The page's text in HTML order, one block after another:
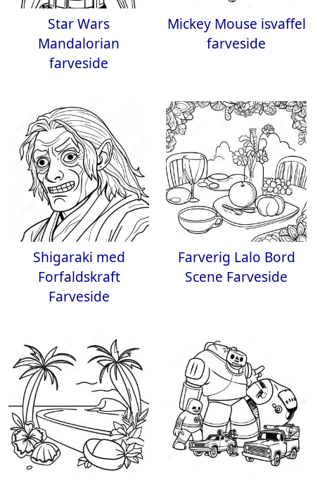
Star Wars
Mandalorian
farveside
Mickey Mouse isvaffel
farveside
Shigaraki med
Forfaldskraft
Farveside
Farverig Lalo Bord
Scene Farveside